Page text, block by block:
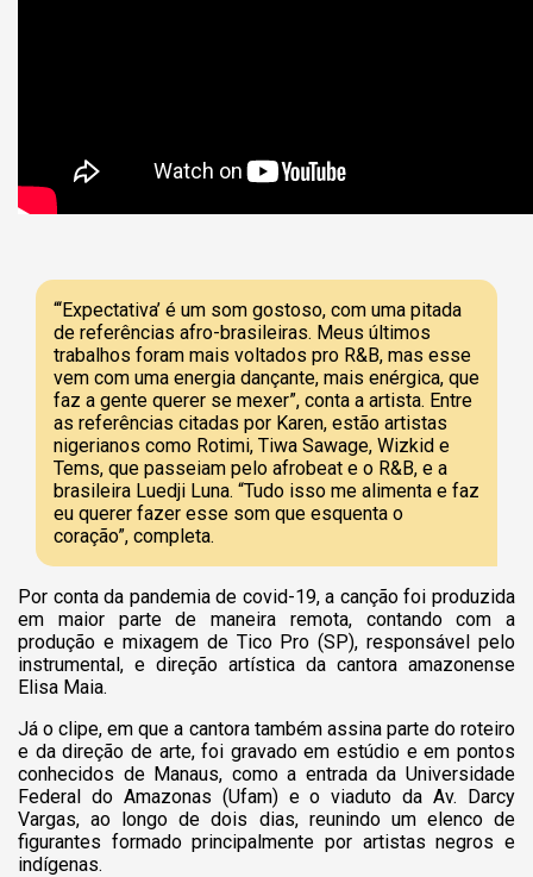
“‘Expectativa’ é um som gostoso, com uma pitada
de referências afro-brasileiras. Meus últimos
trabalhos foram mais voltados pro R&B, mas esse
vem com uma energia dançante, mais enérgica, que
faz a gente querer se mexer”, conta a artista. Entre
as referências citadas por Karen, estão artistas
nigerianos como Rotimi, Tiwa Sawage, Wizkid e
Tems, que passeiam pelo afrobeat e o R&B, e a
brasileira Luedji Luna. “Tudo isso me alimenta e faz
eu querer fazer esse som que esquenta o
coração”, completa.
Por conta da pandemia de covid-19, a canção foi produzida
em maior parte de maneira remota, contando com a
produção e mixagem de Tico Pro (SP), responsável pelo
instrumental, e direção artística da cantora amazonense
Elisa Maia.
Já o clipe, em que a cantora também assina parte do roteiro
e da direção de arte, foi gravado em estúdio e em pontos
conhecidos de Manaus, como a entrada da Universidade
Federal do Amazonas (Ufam) e o viaduto da Av. Darcy
Vargas, ao longo de dois dias, reunindo um elenco de
figurantes formado principalmente por artistas negros e
indígenas.